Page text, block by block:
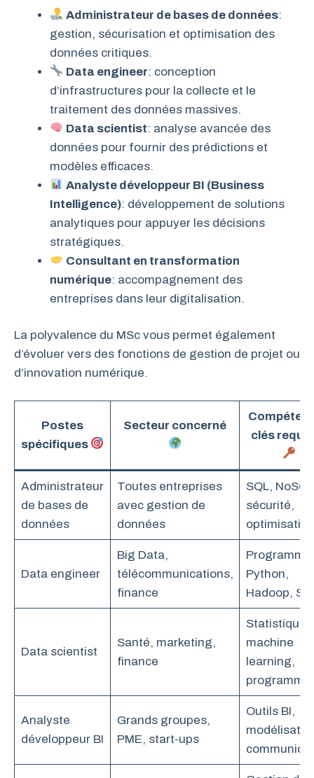
Administrateur de bases de données:
gestion, sécurisation et optimisation des
données critiques.
Data engineer: conception
d’infrastructures pour la collecte et le
traitement des données massives.
Data scientist: analyse avancée des
données pour fournir des prédictions et
modèles efficaces.
Analyste développeur BI (Business
Intelligence): développement de solutions
analytiques pour appuyer les décisions
stratégiques.
Consultant en transformation
numérique: accompagnement des
entreprises dans leur digitalisation.
La polyvalence du MSc vous permet également
d’évoluer vers des fonctions de gestion de projet ou
d’innovation numérique.
Postes
spécifiques
Secteur concerné
clés
Administrateur
de bases de
données
Toutes entreprises
avec gestion de
données
SQL,
sécurité,
optimisation
Data engineer
Big Data,
télécommunications,
finance
Python,
Hadoop,
Data scientist
Santé, marketing,
finance
machine
learning,
Analyste
développeur BI
Grands groupes,
PME, start-ups
Outils BI,